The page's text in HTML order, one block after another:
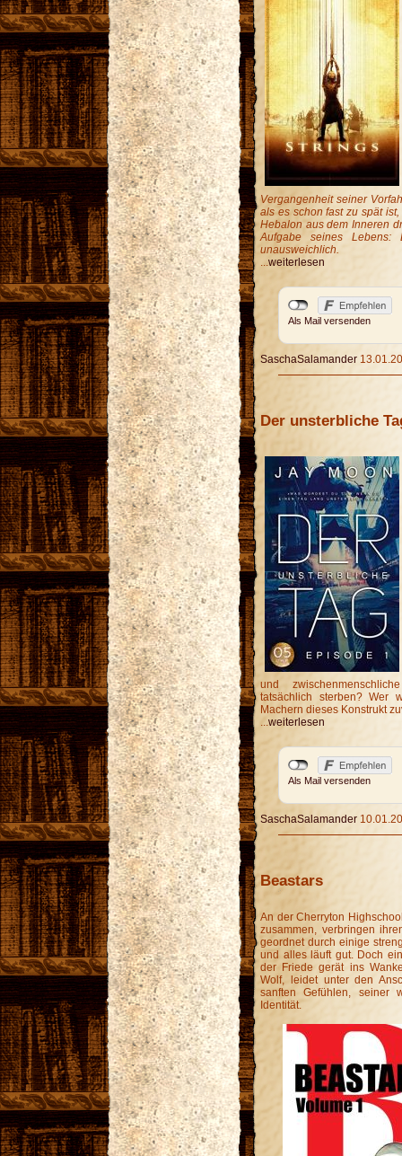
Vergangenheit seiner
als es schon fast zu spät
Hebalon aus dem Inneren
Aufgabe seines Lebens:
unausweichlich.
...weiterlesen
Als Mail versenden
SaschaSalamander
Der unsterbliche
und
tatsächlich sterben? Wer
Machern dieses Konstrukt
weiterlesen
Als Mail versenden
SaschaSalamander
Beastars
An der Cherryton
zusammen, verbringen
geordnet durch einige
und alles läuft gut. Doch
der Friede gerät ins
Wolf, leidet unter den
sanften Gefühlen, seiner
Identität.